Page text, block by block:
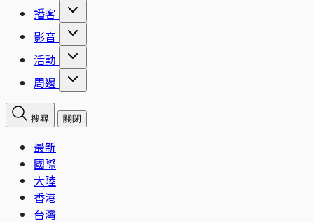
播客
影音
活動
周邊
搜尋 關閉
最新
國際
大陸
香港
台灣